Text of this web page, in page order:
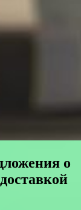
о